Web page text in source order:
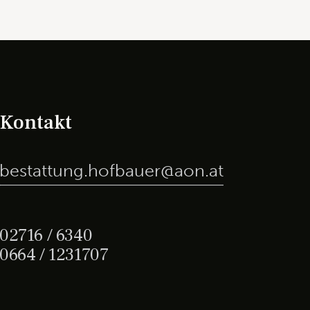
Kontakt
bestattung.hofbauer@aon.at
02716 / 6340
0664 / 1231707